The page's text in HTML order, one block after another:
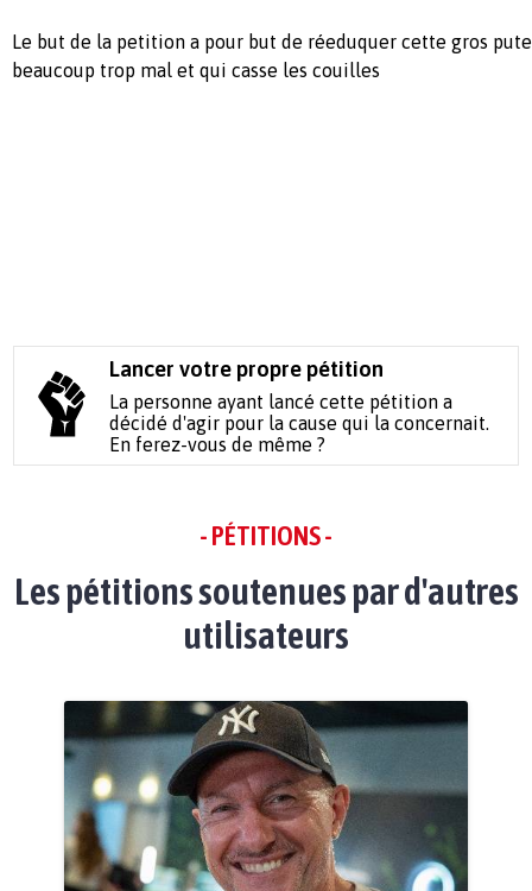
Le but de la petition a pour but de réeduquer cette gros
beaucoup trop mal et qui casse les couilles
Lancer votre propre pétition
La personne ayant lancé cette pétition a
décidé d'agir pour la cause qui la concernait.
En ferez-vous de même ?
- PÉTITIONS -
Les pétitions soutenues par d'autres
utilisateurs